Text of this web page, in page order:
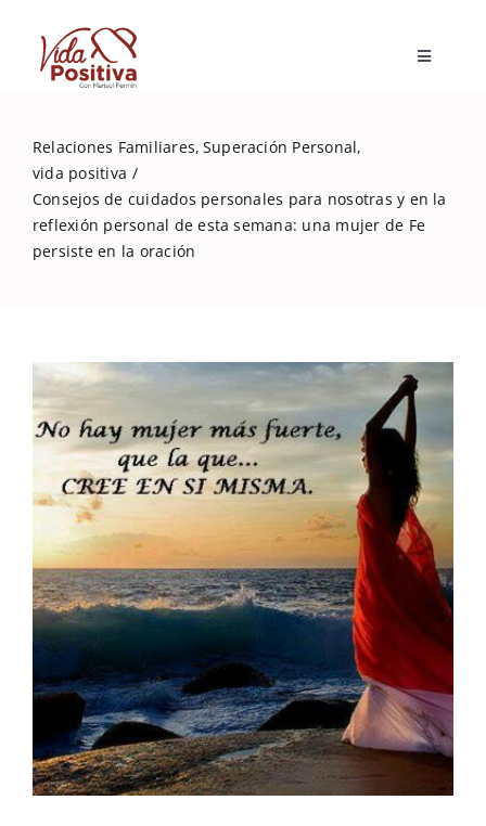
content
Toggle
Capacitaciones
Relaciones Familiares Superación Personal
vida positiva
Consejos de cuidados personales para nosotras y en la
reflexión personal de esta semana: una mujer de Fe
persiste en la oración